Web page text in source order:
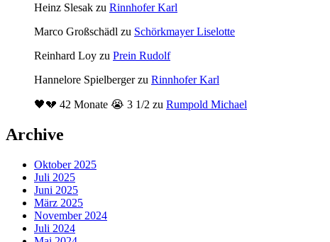
Heinz Slesak zu Rinnhofer Karl
Marco Großschädl zu Schörkmayer Liselotte
Reinhard Loy zu Prein Rudolf
Hannelore Spielbergerzu Rinnhofer Karl
🖤💔 42 Monate 😭 3 1/2 zu Rumpold Michael
Archive
Oktober 2025
Juli 2025
Juni 2025
März 2025
November 2024
Juli 2024